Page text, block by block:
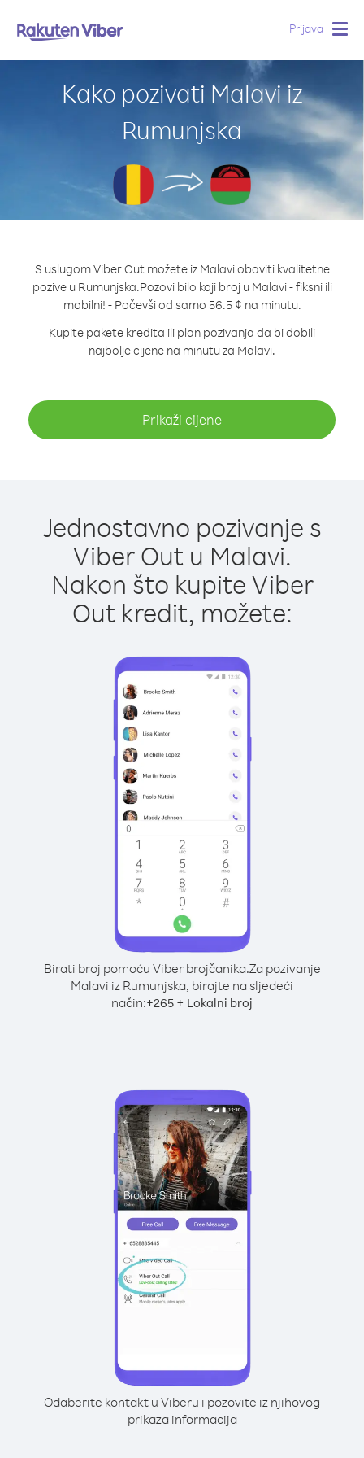
Prijava
Kako pozivati Malavi iz
Rumunjska
S uslugom Viber Out možete iz Malavi obaviti kvalitetne
pozive u Rumunjska.Pozovi bilo koji broj u Malavi - fiksni ili
mobilni! - Počevši od samo 56.5 ¢ na minutu.
Kupite pakete kredita ili plan pozivanja da bi dobili
najbolje cijene na minutu za Malavi.
Prikaži cijene
Jednostavno pozivanje s
Viber Out u Malavi.
Nakon što kupite Viber
Out kredit, možete:
Birati broj pomoću Viber brojčanika.Za pozivanje
Malavi iz Rumunjska, birajte na sljedeći
način:+265 + Lokalni broj
Odaberite kontakt u Viberu i pozovite iz njihovog
prikaza informacija